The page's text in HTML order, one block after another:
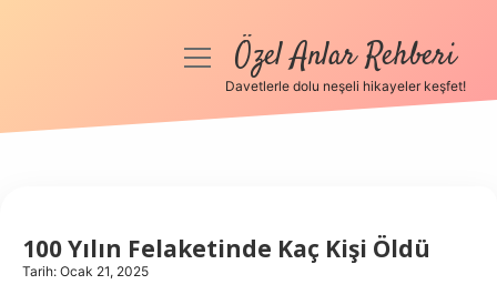
Anasayfa
Hakkımızda
menüyüÖzel Anlar Rehberi
Davetlerle dolu neşeli hikayeler keşfet!
100 Yılın Felaketinde Kaç Kişi Öldü
Tarih: Ocak 21, 2025